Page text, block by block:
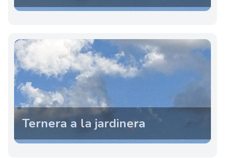
Ternera a la jardinera